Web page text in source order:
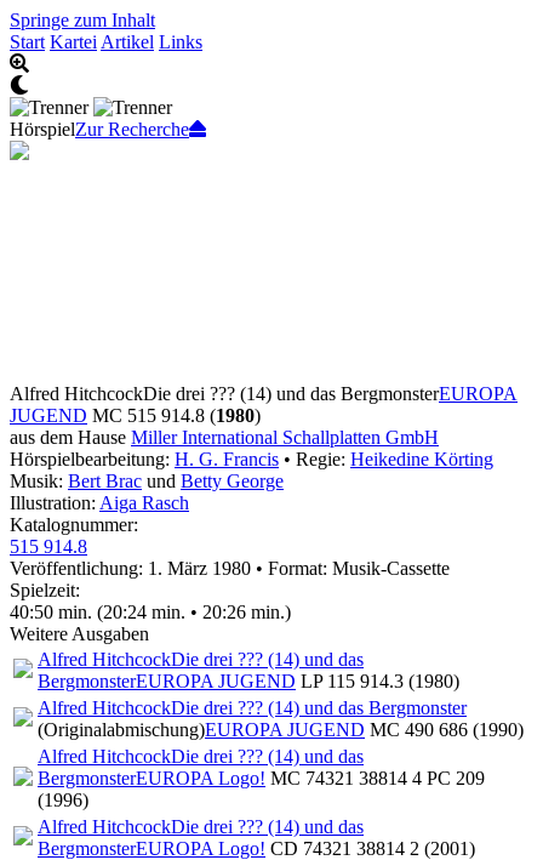
Springe zum Inhalt
Start Kartei Artikel Links
HörspielZur Recherche
Alfred HitchcockDie drei ??? (14) und das BergmonsterEUROPA
JUGEND MC 515 914.8 (1980)
aus dem Hause Miller International Schallplatten GmbH
Hörspielbearbeitung: H. G. Francis • Regie: Heikedine Körting
Musik: Bert Brac und Betty George
Illustration: Aiga Rasch
Katalognummer:
515 914.8
Veröffentlichung: 1. März 1980 • Format: Musik-Cassette
Spielzeit:
40:50 min. (20:24 min. • 20:26 min.)
Weitere Ausgaben
Alfred HitchcockDie drei ??? (14) und das
BergmonsterEUROPA JUGEND LP 115 914.3 (1980)
Alfred HitchcockDie drei ??? (14) und das Bergmonster
(Originalabmischung)EUROPA JUGEND MC 490 686 (1990)
Alfred HitchcockDie drei ??? (14) und das
BergmonsterEUROPA Logo! MC 74321 38814 4 PC 209
(1996)
Alfred HitchcockDie drei ??? (14) und das
BergmonsterEUROPA Logo! CD 74321 38814 2 (2001)